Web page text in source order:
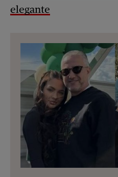
elegante